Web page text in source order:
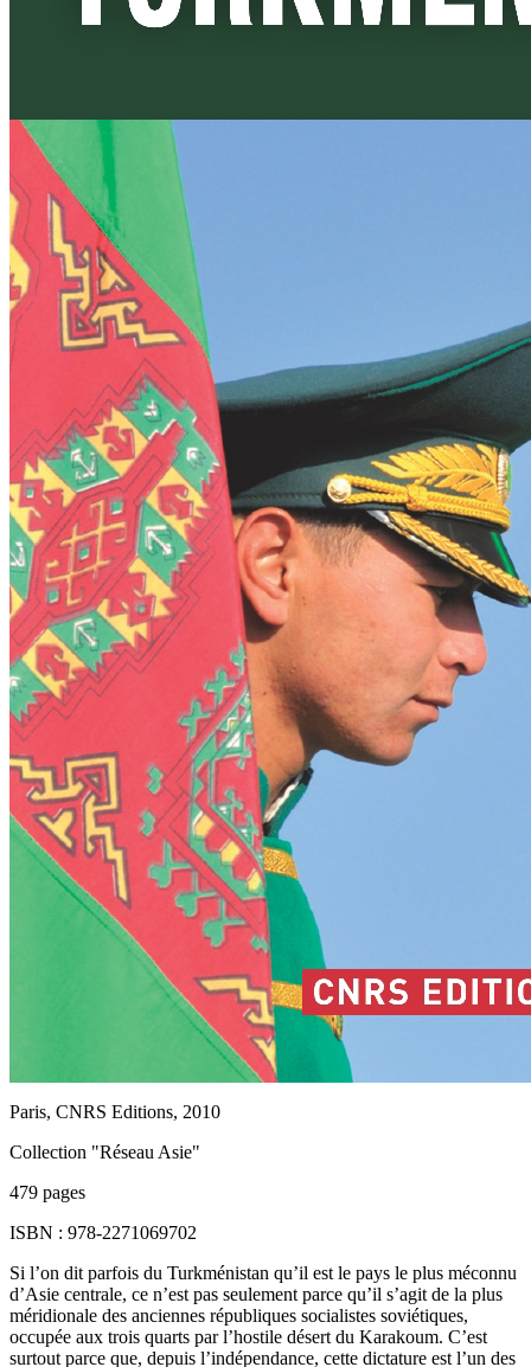
Paris, CNRS Editions, 2010
Collection "Réseau Asie"
479 pages
ISBN : 978-2271069702
Si l’on dit parfois du Turkménistan qu’il est le pays le plus méconnu
d’Asie centrale, ce n’est pas seulement parce qu’il s’agit de la plus
méridionale des anciennes républiques socialistes soviétiques,
occupée aux trois quarts par l’hostile désert du Karakoum. C’est
surtout parce que, depuis l’indépendance, cette dictature est l’un des